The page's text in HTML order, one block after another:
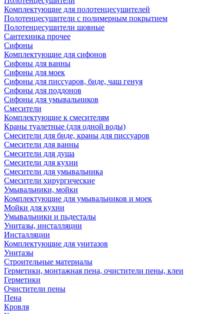
Комплектующие для полотенцесушителей
Полотенцесушители с полимерным покрытием
Полотенцесушители шовные
Сантехника прочее
Сифоны
Комплектующие для сифонов
Сифоны для ванны
Сифоны для моек
Сифоны для писсуаров, биде, чаш генуя
Сифоны для поддонов
Сифоны для умывальников
Смесители
Комплектующие к смесителям
Краны туалетные (для одной воды)
Смесители для биде, краны для писсуаров
Смесители для ванны
Смесители для душа
Смесители для кухни
Смесители для умывальника
Смесители хирургические
Умывальники, мойки
Комплектующие для умывальников и моек
Мойки для кухни
Умывальники и пьдесталы
Унитазы, инсталляции
Инсталляции
Комплектующие для унитазов
Унитазы
Строительные материалы
Герметики, монтажная пена, очистители пены, клеи
Герметики
Очистители пены
Пена
Кровля